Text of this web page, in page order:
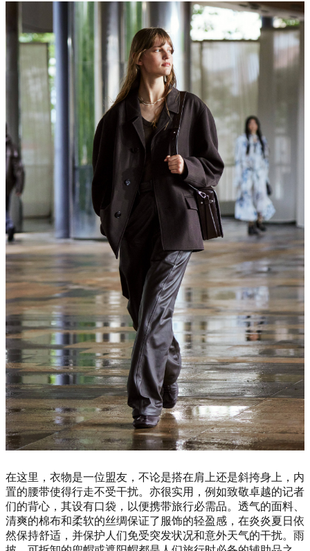
在这里，衣物是一位盟友，不论是搭在肩上还是斜挎身上，内
置的腰带使得行走不受干扰。亦很实用，例如致敬卓越的记者
们的背心，其设有口袋，以便携带旅行必需品。透气的面料、
清爽的棉布和柔软的丝绸保证了服饰的轻盈感，在炎炎夏日依
然保持舒适，并保护人们免受突发状况和意外天气的干扰。雨